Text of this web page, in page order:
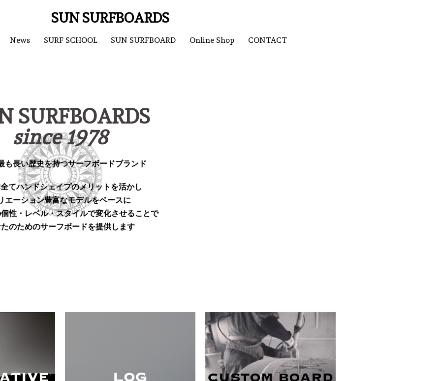
SUN SURFBOARDS
News SURF SCHOOL SUN SURFBOARD Online Shop CONTACT
SURFBOARDS
since 1978
も長い歴史を持つサーフボードブランド
てハンドシェイプのメリットを活かし
エーション豊富なモデルをベースに
性・レベル・スタイルで変化させることで
のためのサーフボードを提供します